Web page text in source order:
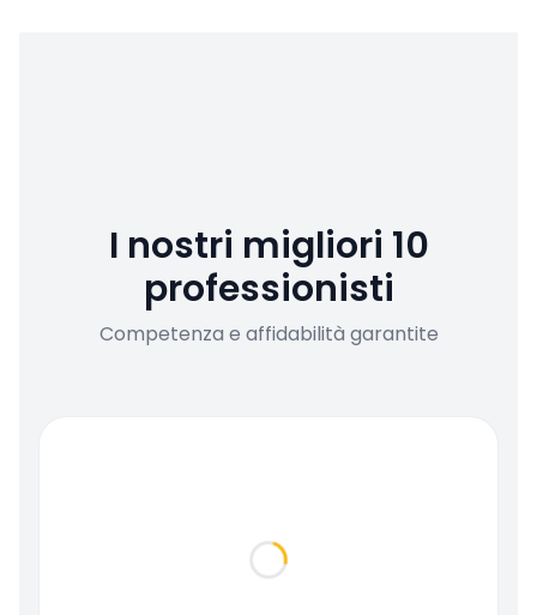
I nostri migliori 10
professionisti
Competenza e affidabilità garantite
Loading...